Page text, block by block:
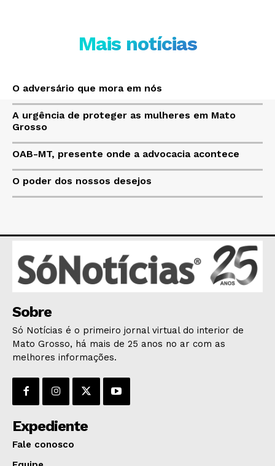
Mais notícias
O adversário que mora em nós
A urgência de proteger as mulheres em Mato
Grosso
OAB-MT, presente onde a advocacia acontece
O poder dos nossos desejos
Sobre
Só Notícias é o primeiro jornal virtual do interior de
Mato Grosso, há mais de 25 anos no ar com as
melhores informações.
Expediente
Fale conosco